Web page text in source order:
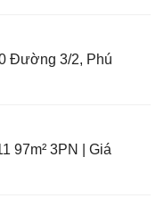
Đường 3/2, Phú
97m² 3PN | Giá